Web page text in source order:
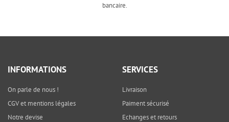
bancaire.
INFORMATIONS
On parle de nous !
CGV et mentions légales
Notre devise
SERVICES
Livraison
Paiment sécurisé
Echanges et retours